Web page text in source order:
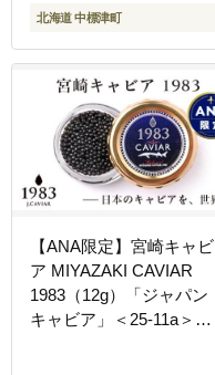
北海道 中標津町
【ANA限定】宮崎キャビ
ア MIYAZAKI CAVIAR
1983（12g）「ジャパン
キャビア」＜25-11a＞魚